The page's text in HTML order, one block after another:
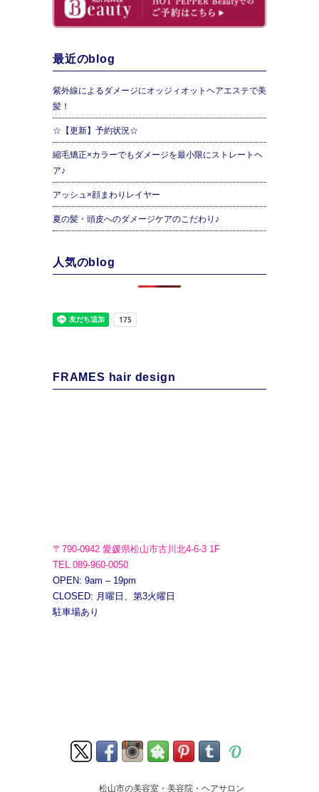
最近のblog
紫外線によるダメージにオッジィオットヘアエステで美
髪！
☆【更新】予約状況☆
縮毛矯正×カラーでもダメージを最小限にストレートヘ
ア♪
アッシュ×顔まわりレイヤー
夏の髪・頭皮へのダメージケアのこだわり♪
人気のblog
FRAMES hair design
〒790-0942 愛媛県松山市古川北4-6-3 1F
TEL.089-960-0050
OPEN: 9am – 19pm
CLOSED: 月曜日、第3火曜日
駐車場あり
松山市の美容室・美容院・ヘアサロン